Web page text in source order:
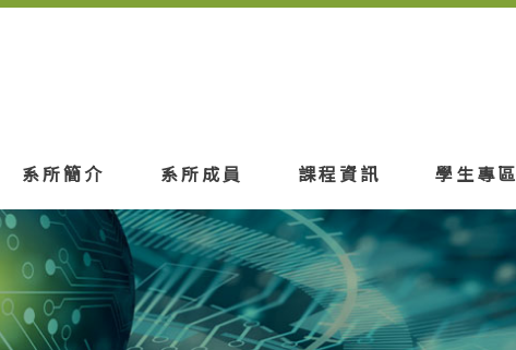
系所簡介 系所成員 課程資訊 學生專區